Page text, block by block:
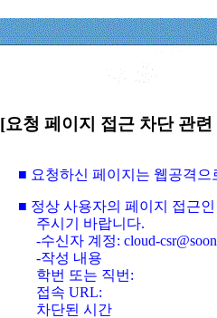
[요청 페이지 접근 차단 관
■ 요청하신 페이지는 웹공격
■ 정상 사용자의 페이지 접근
주시기 바랍니다.
-수신자 계정: cloud-
-작성 내용
학번 또는 직번:
접속 URL:
차단된 시간